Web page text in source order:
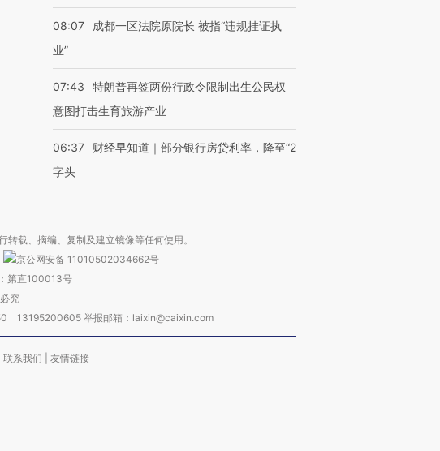
08:07
成都一区法院原院长 被指“违规挂证执
业”
07:43
特朗普再签两份行政令限制出生公民权
意图打击生育旅游产业
06:37
财经早知道｜部分银行房贷利率，降至“2
字头
载、摘编、复制及建立镜像等任何使用。
京公网安备 11010502034662号
第直100013号
究
13195200605 举报邮箱：laixin@caixin.com
联系我们 友情链接